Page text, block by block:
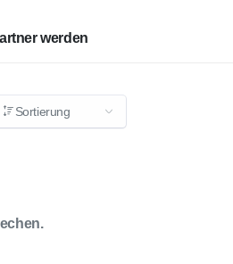
werden
Sortierung